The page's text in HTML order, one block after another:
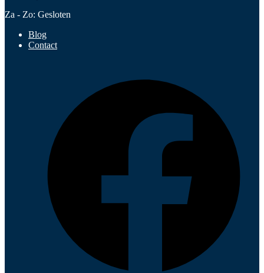
Za - Zo: Gesloten
Blog
Contact